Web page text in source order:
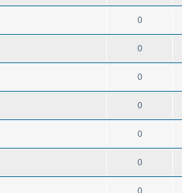
0
0
0
0
0
0
0